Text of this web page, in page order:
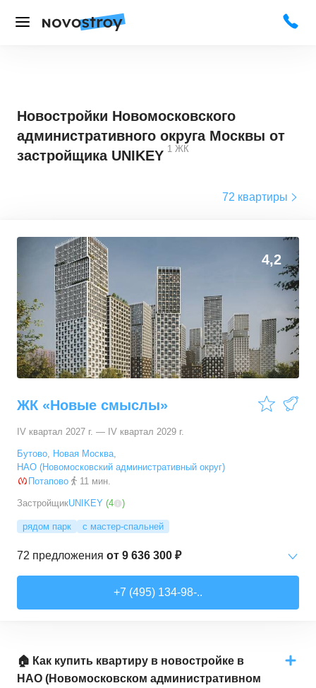
Новостройки Новомосковского
административного округа Москвы от
застройщика UNIKEY 1 ЖК
72 квартиры
4,2
ЖК «Новые смыслы»
IV квартал 2027 г. — IV квартал 2029 г.
Бутово, Новая Москва,
НАО (Новомосковский административный округ)
Потапово
11 мин.
ЗастройщикUNIKEY (4 )
рядом парк с мастер-спальней
72 предложения от 9 636 300 ₽
31,5–35,8м² 2 предложения
+7 (495) 134-98-..
🏠 Как купить квартиру в новостройке в
НАО (Новомосковском административном